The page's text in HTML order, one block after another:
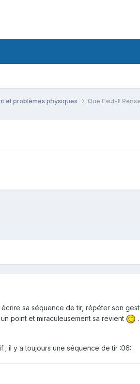
et problèmes physiques Que Faut-Il
sa séquence de tir, répéter son
point et miraculeusement sa revient
; il y a toujours une séquence de tir :06: